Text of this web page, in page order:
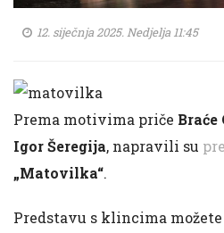
12. siječnja 2025. Nedjelja 11:45
Prema motivima priče Braće
Igor Šeregija, napravili su
„Matovilka“.
Predstavu s klincima